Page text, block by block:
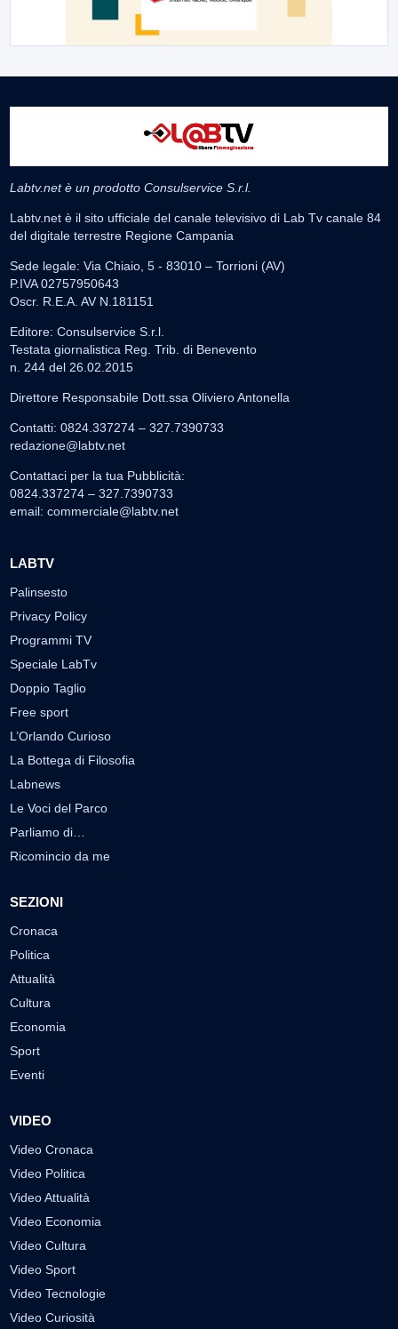
Labtv.net è un prodotto Consulservice S.r.l.
Labtv.net è il sito ufficiale del canale televisivo di Lab Tv canale 84
del digitale terrestre Regione Campania
Sede legale: Via Chiaio, 5 - 83010 – Torrioni (AV)
P.IVA 02757950643
Oscr. R.E.A. AV N.181151
Editore: Consulservice S.r.l.
Testata giornalistica Reg. Trib. di Benevento
n. 244 del 26.02.2015
Direttore Responsabile Dott.ssa Oliviero Antonella
Contatti: 0824.337274 – 327.7390733
redazione@labtv.net
Contattaci per la tua Pubblicità:
0824.337274 – 327.7390733
email: commerciale@labtv.net
LABTV
Palinsesto
Privacy Policy
Programmi TV
Speciale LabTv
Doppio Taglio
Free sport
L’Orlando Curioso
La Bottega di Filosofia
Labnews
Le Voci del Parco
Parliamo di…
Ricomincio da me
SEZIONI
Cronaca
Politica
Attualità
Cultura
Economia
Sport
Eventi
VIDEO
Video Cronaca
Video Politica
Video Attualità
Video Economia
Video Cultura
Video Sport
Video Tecnologie
Video Curiosità